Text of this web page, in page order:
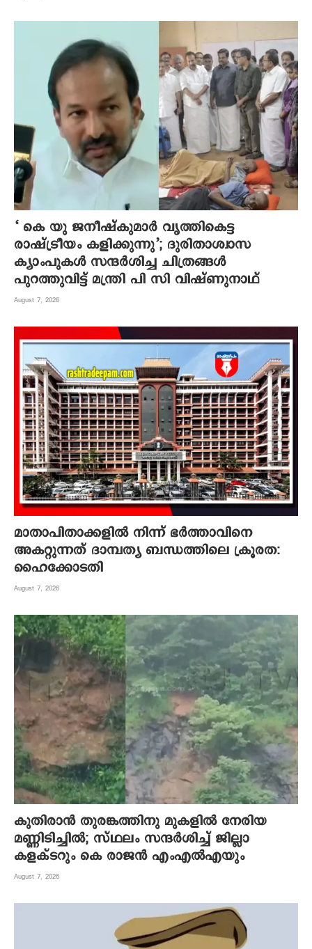
‘ കെ യു ജനീഷ്‌കുമാര്‍ വൃത്തികെട്ട
രാഷ്ട്രീയം കളിക്കുന്നു’; ദുരിതാശ്വാസ
ക്യാംപുകള്‍ സന്ദര്‍ശിച്ച ചിത്രങ്ങള്‍
പുറത്തുവിട്ട് മന്ത്രി പി സി വിഷ്ണുനാഥ്
August 7, 2026
മാതാപിതാക്കളില്‍ നിന്ന് ഭര്‍ത്താവിനെ
അകറ്റുന്നത് ദാമ്പത്യ ബന്ധത്തിലെ ക്രൂരത:
ഹൈക്കോടതി
August 7, 2026
കുതിരാന്‍ തുരങ്കത്തിനു മുകളില്‍ നേരിയ
മണ്ണിടിച്ചില്‍; സ്ഥലം സന്ദര്‍ശിച്ച് ജില്ലാ
കളക്ടറും കെ രാജന്‍ എംഎല്‍എയും
August 7, 2026